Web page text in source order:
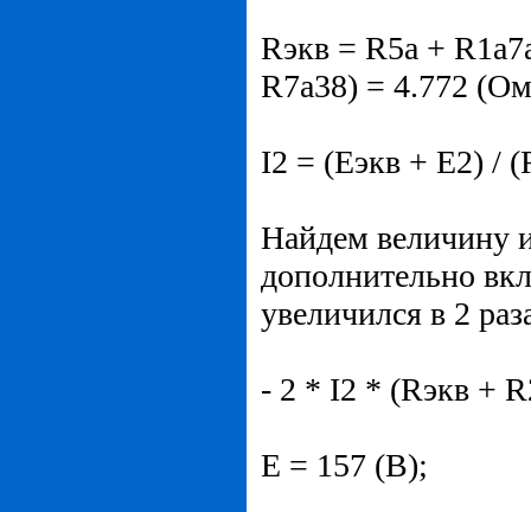
Rэкв = R5a +
R7a38) = 4.772
I2 = (Eэкв + E2) /
Найдем величину
дополнительно
увеличился в 2
- 2 * I2 * (Rэкв +
E = 157 (В);